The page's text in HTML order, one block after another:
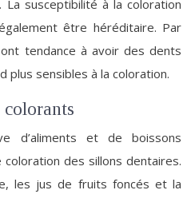
La susceptibilité à la coloration
être héréditaire. Par
tendance à avoir des dents
plus sensibles à la coloration.
d’aliments et de boissons
des sillons dentaires.
les jus de fruits foncés et la